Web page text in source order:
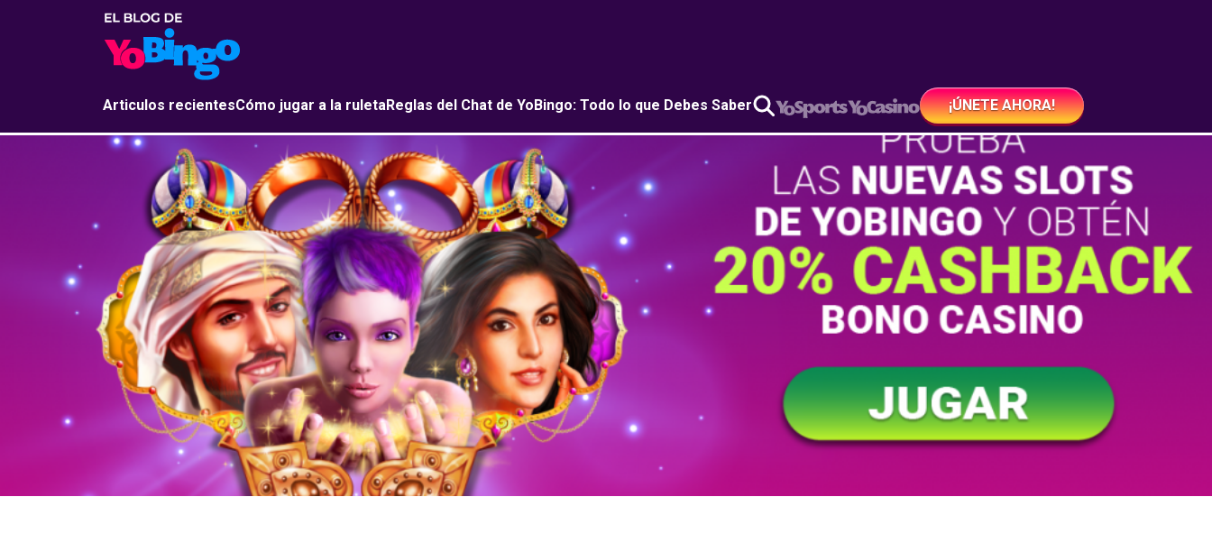
Articulos recientesCómo jugar a la ruletaReglas del Chat de YoBingo: Todo lo que Debes Saber ¡ÚNETE AHORA!